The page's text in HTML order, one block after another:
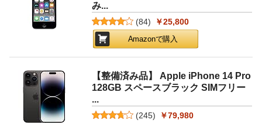
み...
(84) ￥25,800
Amazonで購入
【整備済み品】 Apple iPhone 14 Pro
128GB スペースブラック SIMフリー
...
(245) ￥79,980